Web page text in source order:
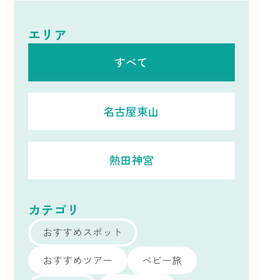
エリア
すべて
名古屋東山
熱田神宮
カテゴリ
おすすめスポット
おすすめツアー
ベビー旅